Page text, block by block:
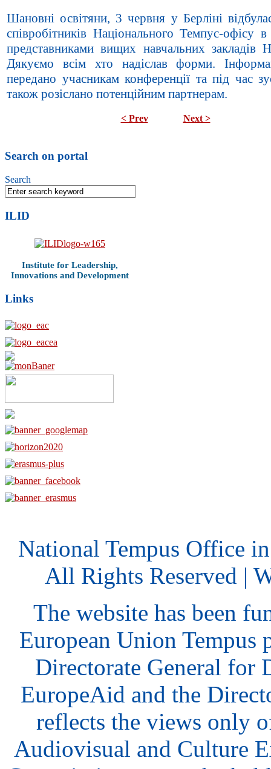
Шановні освітяни, 3 червня у Берліні
співробітників Національного Темпус-офісу в
представниками вищих навчальних закладів
Дякуємо всім хто надіслав форми.
передано учасникам конференції та під час
також розіслано потенційним партнерам.
< Prev Next >
Search on portal
Search
ILID
Institute for Leadership,
Innovations and Development
Links
National Tempus Office
All Rights Reserved |
The website has been
European Union Tempus
Directorate General for
EuropeAid and the
reflects the views only
Audiovisual and Culture